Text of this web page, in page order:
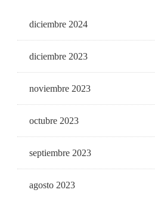
diciembre 2024
diciembre 2023
noviembre 2023
octubre 2023
septiembre 2023
agosto 2023